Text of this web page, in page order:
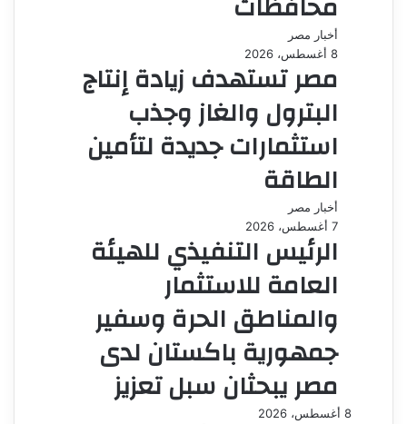
أخبار مصر
8 أغسطس، 2026
مصر تستهدف زيادة إنتاج
البترول والغاز وجذب
استثمارات جديدة لتأمين
الطاقة
أخبار مصر
7 أغسطس، 2026
الرئيس التنفيذي للهيئة
العامة للاستثمار
والمناطق الحرة وسفير
جمهورية باكستان لدى
مصر يبحثان سبل تعزيز
8 أغسطس، 2026